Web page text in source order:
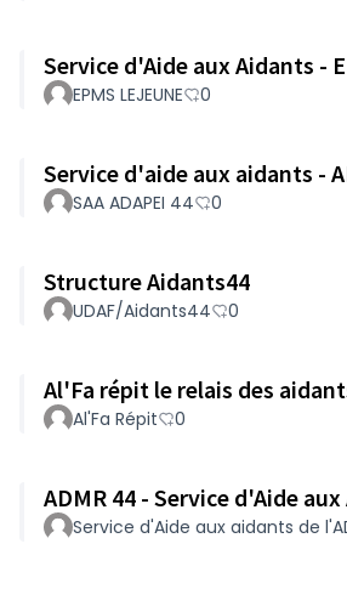
Service d'Aide aux Aidants -
EPMS LEJEUNE 0
Service d'aide aux aidants -
SAA ADAPEI 44 0
Structure Aidants44
UDAF/Aidants44 0
Al'Fa répit le relais des
Al'Fa Répit 0
ADMR 44 - Service d'Aide
Service d'Aide aux aidants de